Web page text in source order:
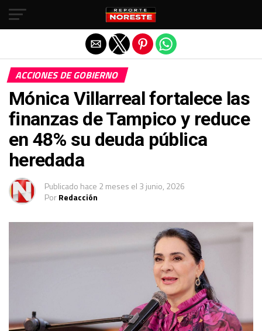
ACCIONES DE GOBIERNO
Mónica Villarreal fortalece las
finanzas de Tampico y reduce
en 48% su deuda pública
heredada
Publicado hace 2 meses el 3 junio, 2026
PorRedacción
Salir de la versión móvil